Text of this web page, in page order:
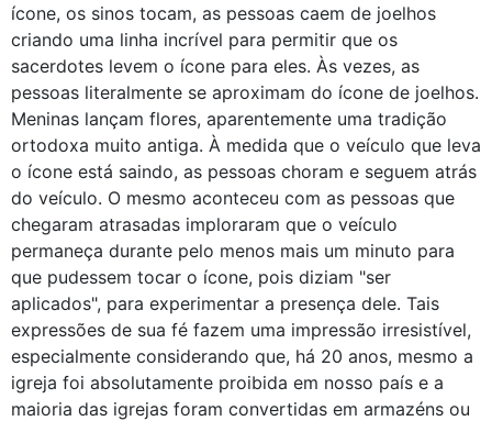
ícone, os sinos tocam, as pessoas caem de joelhos
criando uma linha incrível para permitir que os
sacerdotes levem o ícone para eles. Às vezes, as
pessoas literalmente se aproximam do ícone de joelhos.
Meninas lançam flores, aparentemente uma tradição
ortodoxa muito antiga. À medida que o veículo que leva
o ícone está saindo, as pessoas choram e seguem atrás
do veículo. O mesmo aconteceu com as pessoas que
chegaram atrasadas imploraram que o veículo
permaneça durante pelo menos mais um minuto para
que pudessem tocar o ícone, pois diziam "ser
aplicados", para experimentar a presença dele. Tais
expressões de sua fé fazem uma impressão irresistível,
especialmente considerando que, há 20 anos, mesmo a
igreja foi absolutamente proibida em nosso país e a
maioria das igrejas foram convertidas em armazéns ou